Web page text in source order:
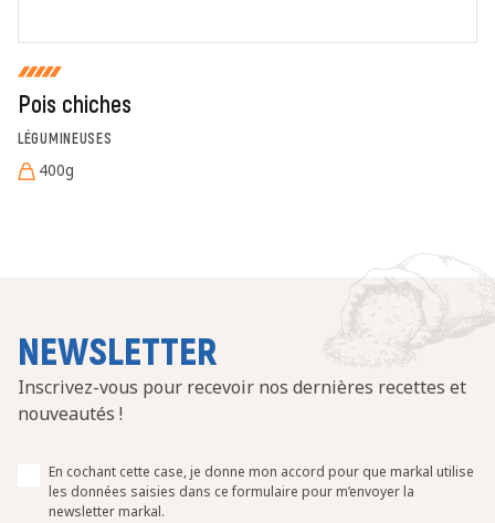
Pois chiches
LÉGUMINEUSES
400g
NEWSLETTER
Inscrivez-vous pour recevoir nos dernières recettes et
nouveautés !
En cochant cette case, je donne mon accord pour que markal utilise
les données saisies dans ce formulaire pour m’envoyer la
newsletter markal.